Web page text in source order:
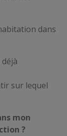
dans
déjà
sur lequel
mon
?